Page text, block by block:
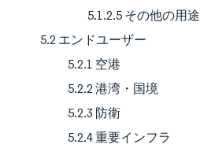
5.1.2.5 その他の用途
5.2 エンドユーザー
5.2.1 空港
5.2.2 港湾・国境
5.2.3 防衛
5.2.4 重要インフラ